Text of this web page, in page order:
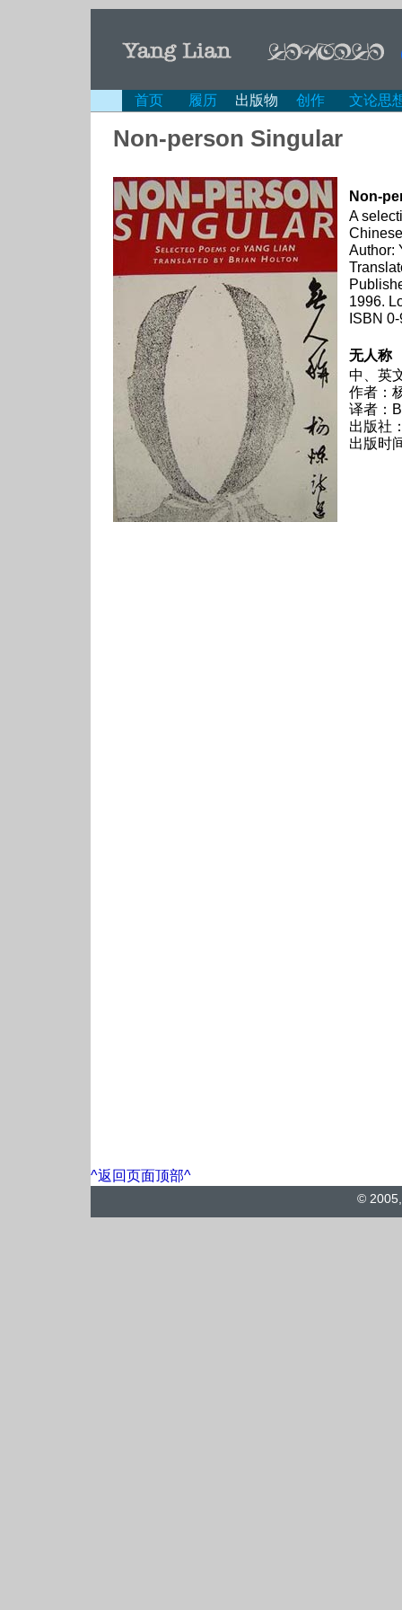
首页 履历 出版物 创作 文论思
Non-person Singular
Non-
A
Author:
1996.
ISBN
无人称
中、英
作者：
译者：
出版社
出版时
^返回页面顶部^
©